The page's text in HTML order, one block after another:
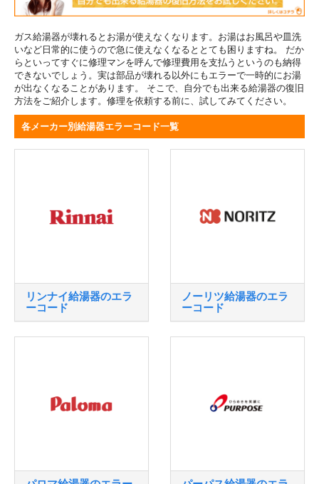
ガス給湯器が壊れるとお湯が使えなくなります。お湯はお風呂や皿洗
いなど日常的に使うので急に使えなくなるととても困りますね。 だか
らといってすぐに修理マンを呼んで修理費用を支払うというのも納得
できないでしょう。実は部品が壊れる以外にもエラーで一時的にお湯
が出なくなることがあります。 そこで、自分でも出来る給湯器の復旧
方法をご紹介します。修理を依頼する前に、試してみてください。
各メーカー別給湯器エラーコード一覧
リンナイ給湯器のエラ
ーコード
ノーリツ給湯器のエラ
ーコード